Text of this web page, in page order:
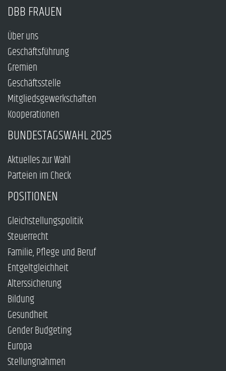
DBB FRAUEN
Über uns
Geschäftsführung
Gremien
Geschäftsstelle
Mitgliedsgewerkschaften
Kooperationen
BUNDESTAGSWAHL 2025
Aktuelles zur Wahl
Parteien im Check
POSITIONEN
Gleichstellungspolitik
Steuerrecht
Familie, Pflege und Beruf
Entgeltgleichheit
Alterssicherung
Bildung
Gesundheit
Gender Budgeting
Europa
Stellungnahmen